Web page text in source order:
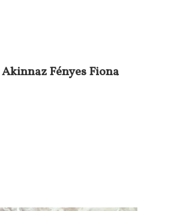
Akinnaz Fényes Fiona